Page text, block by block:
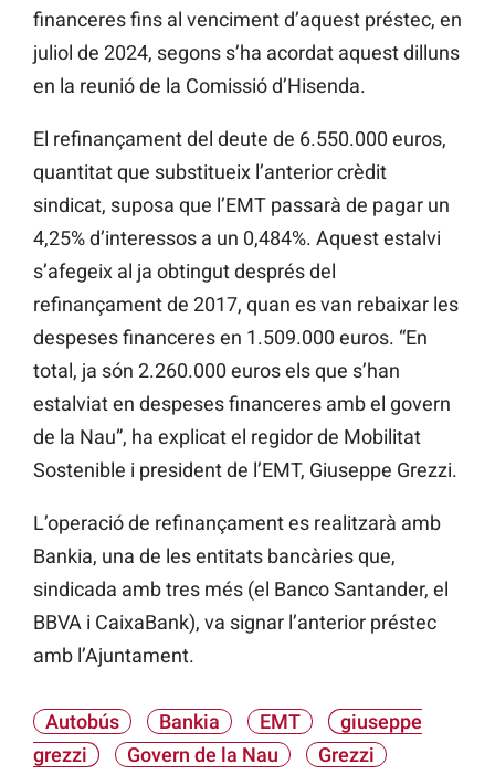
financeres fins al venciment d’aquest préstec, en
juliol de 2024, segons s’ha acordat aquest dilluns
en la reunió de la Comissió d’Hisenda.
El refinançament del deute de 6.550.000 euros,
quantitat que substitueix l’anterior crèdit
sindicat, suposa que l’EMT passarà de pagar un
4,25% d’interessos a un 0,484%. Aquest estalvi
s’afegeix al ja obtingut després del
refinançament de 2017, quan es van rebaixar les
despeses financeres en 1.509.000 euros. “En
total, ja són 2.260.000 euros els que s’han
estalviat en despeses financeres amb el govern
de la Nau”, ha explicat el regidor de Mobilitat
Sostenible i president de l’EMT, Giuseppe Grezzi.
L’operació de refinançament es realitzarà amb
Bankia, una de les entitats bancàries que,
sindicada amb tres més (el Banco Santander, el
BBVA i CaixaBank), va signar l’anterior préstec
amb l’Ajuntament.
Autobús Bankia EMT
giuseppe
grezzi
Govern de la Nau
Grezzi